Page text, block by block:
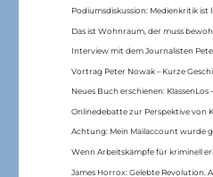
Podiumsdiskussion: Medienkritik
Das ist Wohnraum, der muss
Interview mit dem Journalisten
Vortrag Peter Nowak – Kurze
Neues Buch erschienen:
Onlinedebatte zur Perspektive von
Achtung: Mein Mailaccount wurde
Wenn Arbeitskämpfe für kriminell
James Horrox: Gelebte Revolution.